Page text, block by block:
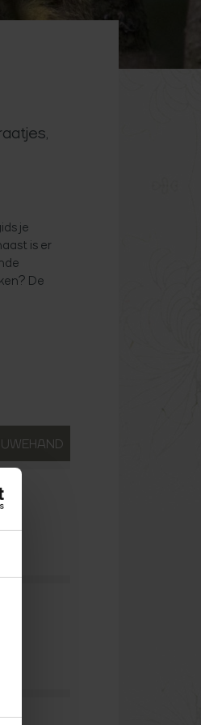
je
is er
De